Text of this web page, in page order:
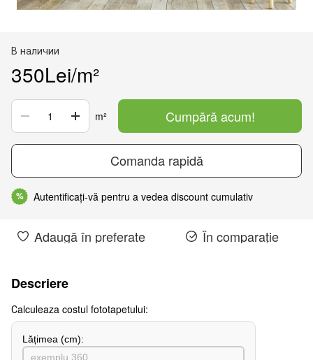
В наличии
350Lei/m²
m² Cumpără acum!
Comanda rapidă
% Autentificați-vă pentru a vedea discount cumulativ
Adaugă în preferate În comparație
Descriere
Сalculeaza costul fototapetului:
Lățimea (сm):